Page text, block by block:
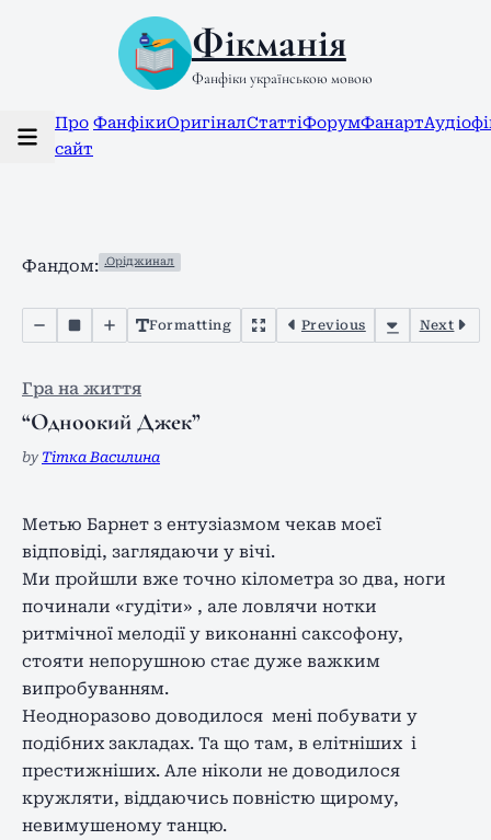
Фікманія
Фанфіки українською мовою
Про
сайт
ФанфікиОригіналСтаттіФорумФанарт
Фандом: .Оріджинал
Formatting Previous Next
Гра на життя
“Одноокий Джек”
by Тітка Василина
Метью Барнет з ентузіазмом чекав моєї
відповіді, заглядаючи у вічі.
Ми пройшли вже точно кілометра зо два, ноги
починали «гудіти» , але ловлячи нотки
ритмічної мелодії у виконанні саксофону,
стояти непорушною стає дуже важким
випробуванням.
Неодноразово доводилося мені побувати у
подібних закладах. Та що там, в елітніших і
престижніших. Але ніколи не доводилося
кружляти, віддаючись повністю щирому,
невимушеному танцю.